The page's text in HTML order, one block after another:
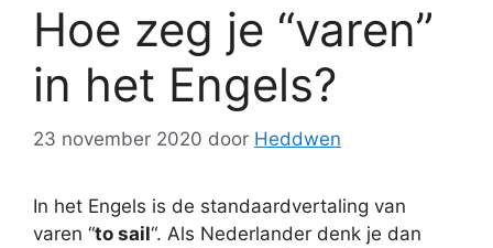
Hoe zeg je “varen”
in het Engels?
23 november 2020 door Heddwen
In het Engels is de standaardvertaling van
varen “to sail“. Als Nederlander denk je dan